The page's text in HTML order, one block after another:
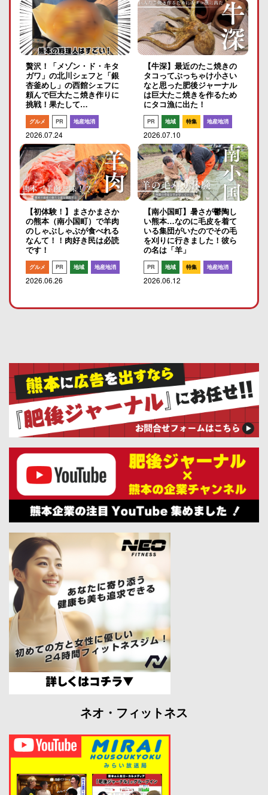
贅沢！「メゾン・ド・キタ
ガワ」の北川シェフと「銀
杏釜めし」の西館シェフに
頼んで巨大たこ焼き作りに
挑戦！果たして…
グルメ PR 地産地消
2026.07.24
【牛深】最近のたこ焼きの
タコってぶっちゃけ小さい
なと思った肥後ジャーナル
は巨大たこ焼きを作るため
にタコ漁に出た！
PR 地域 特集 地産地消
2026.07.10
【初体験！】まさかまさか
の熊本（南小国町）で羊肉
のしゃぶしゃぶが食べれる
なんて！！肉好き民は必読
です！
グルメ PR 地域 地産地消
2026.06.26
【南小国町】暑さが鬱陶し
い熊本…なのに毛皮を着て
いる集団がいたのでその毛
を刈りに行きました！彼ら
の名は「羊」
PR 地域 特集 地産地消
2026.06.12
ネオ・フィットネス